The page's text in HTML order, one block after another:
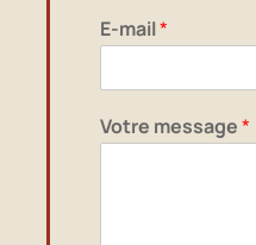
E-mail*
Votre message*